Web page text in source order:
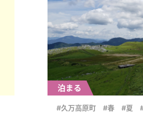
泊まる
#久万高原町 #春 #夏